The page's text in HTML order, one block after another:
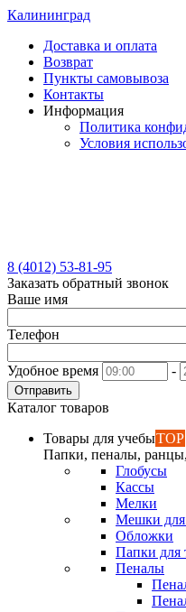
Калининград
Доставка и оплата
Возврат
Пункты самовывоза
Контакты
Информация
Политика
Условия
8 (4012) 53-81-95
Заказать обратный звонок
Ваше имя
Телефон
Удобное время -
Отправить
Каталог товаров
Товары для учебыTOP
Папки, пеналы,
Глобусы
Кассы
Мелки
Мешки для
Обложки
Папки для
Пеналы